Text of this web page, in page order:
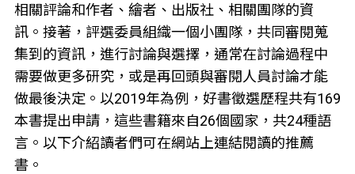
相關評論和作者、繪者、出版社、相關團隊的資
訊。接著，評選委員組織一個小團隊，共同審閱蒐
集到的資訊，進行討論與選擇，通常在討論過程中
需要做更多研究，或是再回頭與審閱人員討論才能
做最後決定。以2019年為例，好書徵選歷程共有169
本書提出申請，這些書籍來自26個國家，共24種語
言。以下介紹讀者們可在網站上連結閱讀的推薦
書。